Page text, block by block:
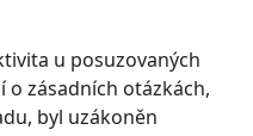
u posuzovaných
zásadních otázkách,
byl uzákoněn